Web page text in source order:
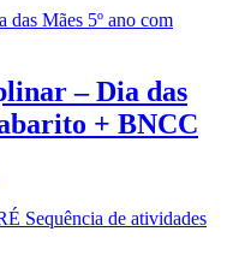
– Dia das
+ BNCC